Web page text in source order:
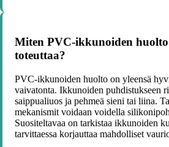
Miten PVC-ikkunoiden
toteuttaa?
PVC-ikkunoiden huolto on yleensä
vaivatonta. Ikkunoiden puhdistukseen
saippualiuos ja pehmeä sieni tai liina.
mekanismit voidaan voidella
Suositeltavaa on tarkistaa ikkunoiden
tarvittaessa korjauttaa mahdolliset